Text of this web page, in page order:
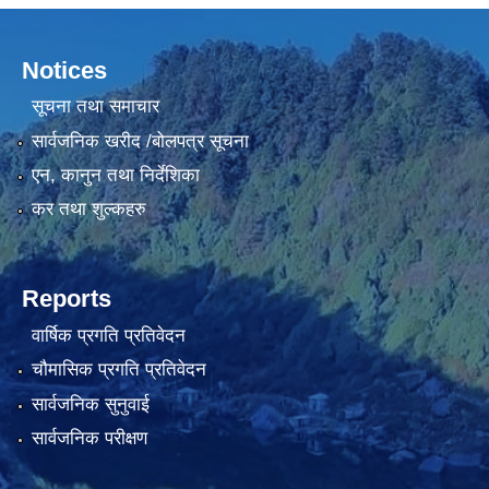
Notices
सूचना तथा समाचार
सार्वजनिक खरीद /बोलपत्र सूचना
एन, कानुन तथा निर्देशिका
कर तथा शुल्कहरु
Reports
वार्षिक प्रगति प्रतिवेदन
चौमासिक प्रगति प्रतिवेदन
सार्वजनिक सुनुवाई
सार्वजनिक परीक्षण